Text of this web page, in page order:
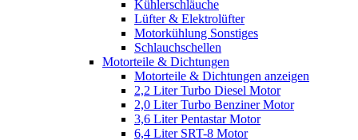
Kühlerschläuche
Lüfter & Elektrolüfter
Motorkühlung Sonstiges
Schlauchschellen
Motorteile & Dichtungen
Motorteile & Dichtungen anzeigen
2,2 Liter Turbo Diesel Motor
2,0 Liter Turbo Benziner Motor
3,6 Liter Pentastar Motor
6,4 Liter SRT-8 Motor